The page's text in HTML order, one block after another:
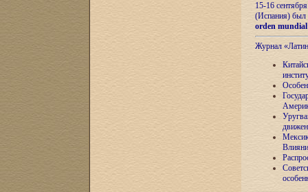
15-16
(Испания) был
orden
Журнал